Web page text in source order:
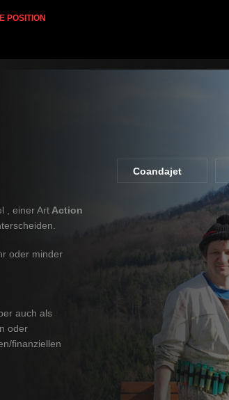
POSITION
, einer Art Action
oder minder
auch als
oder
finanziellen
Coandajet